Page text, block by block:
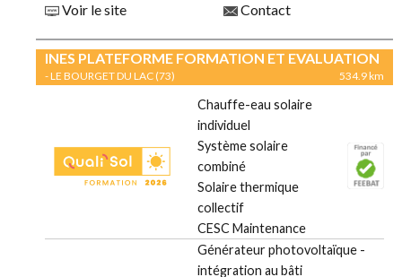
Voir le site Contact
INES PLATEFORME FORMATION ET EVALUATION
- LE BOURGET DU LAC (73) 534.9 km
Chauffe-eau solaire
individuel
Système solaire
combiné
Solaire thermique
collectif
CESC Maintenance
Générateur photovoltaïque -
intégration au bâti